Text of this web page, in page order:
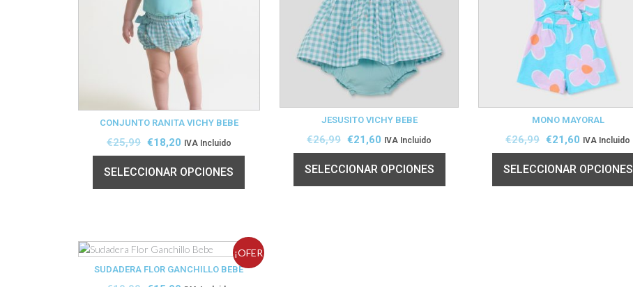
CONJUNTO RANITA VICHY BEBE
€25,99 €18,20 IVA Incluido
SELECCIONAR OPCIONES
JESUSITO VICHY BEBE
€26,99 €21,60 IVA Incluido
SELECCIONAR OPCIONES
MONO MAYORAL
€26,99 €21,60 IVA Incluido
SELECCIONAR OPCIONES
¡OFER
SUDADERA FLOR GANCHILLO BEBE